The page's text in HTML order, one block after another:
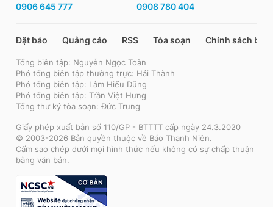
0906 645 777 0908 780 404
Đặt báo Quảng cáo RSS Tòa soạn Chính sách bảo
Tổng biên tập: Nguyễn Ngọc Toàn
Phó tổng biên tập thường trực: Hải Thành
Phó tổng biên tập: Lâm Hiếu Dũng
Phó tổng biên tập: Trần Việt Hưng
Tổng thư ký tòa soạn: Đức Trung
Giấy phép xuất bản số 110/GP - BTTTT cấp ngày 24.3.2020
© 2003-2026 Bản quyền thuộc về Báo Thanh Niên.
Cấm sao chép dưới mọi hình thức nếu không có sự chấp thuận
bằng văn bản.